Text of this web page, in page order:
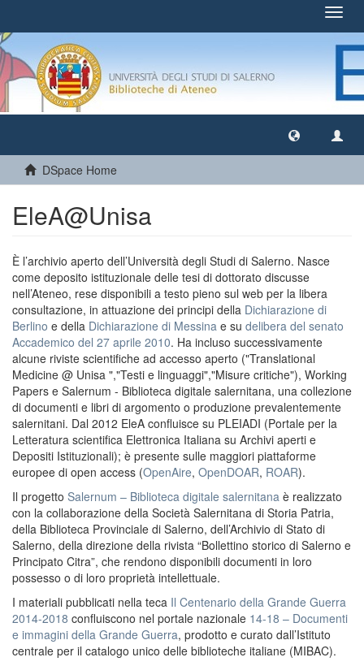
DSpace Home
EleA@Unisa
È l’archivio aperto dell’Università degli Studi di Salerno. Nasce
come deposito istituzionale delle tesi di dottorato discusse
nell’Ateneo, rese disponibili a testo pieno sul web per la libera
consultazione, in attuazione dei principi della Dichiarazione di
Berlino e della Dichiarazione di Messina e su delibera del senato
Accademico del 27 aprile 2010. Ha incluso successivamente
alcune riviste scientifiche ad accesso aperto ("Translational
Medicine @ Unisa ","Testi e linguaggi","Misure critiche"), Working
Papers e Salernum - Biblioteca digitale salernitana, una collezione
di documenti e libri di argomento o produzione prevalentemente
salernitani. Dal 2012 EleA confluisce su PLEIADI (Portale per la
Letteratura scientifica Elettronica Italiana su Archivi aperti e
Depositi Istituzionali); è presente sulle maggiori piattaforme
europee di open access (OpenAire, OpenDOAR, ROAR).
Il progetto Salernum – Biblioteca digitale salernitana è realizzato
con la collaborazione della Società Salernitana di Storia Patria,
della Biblioteca Provinciale di Salerno, dell’Archivio di Stato di
Salerno, della direzione della rivista “Bollettino storico di Salerno e
Principato Citra”, che rendono disponibili documenti in loro
possesso o di loro proprietà intellettuale.
I materiali pubblicati nella teca Il Centenario della Grande Guerra
2014-2018 confluiscono nel portale nazionale 14-18 – Documenti
e immagini della Grande Guerra, prodotto e curato dall’Istituto
centrale per il catalogo unico delle biblioteche italiane (MIBAC).